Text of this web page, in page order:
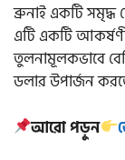
ব্রুনাই একটি
এটি একটি
তুলনামূলকভাবে
ডলার উপার্জন
আরো পড়ুন